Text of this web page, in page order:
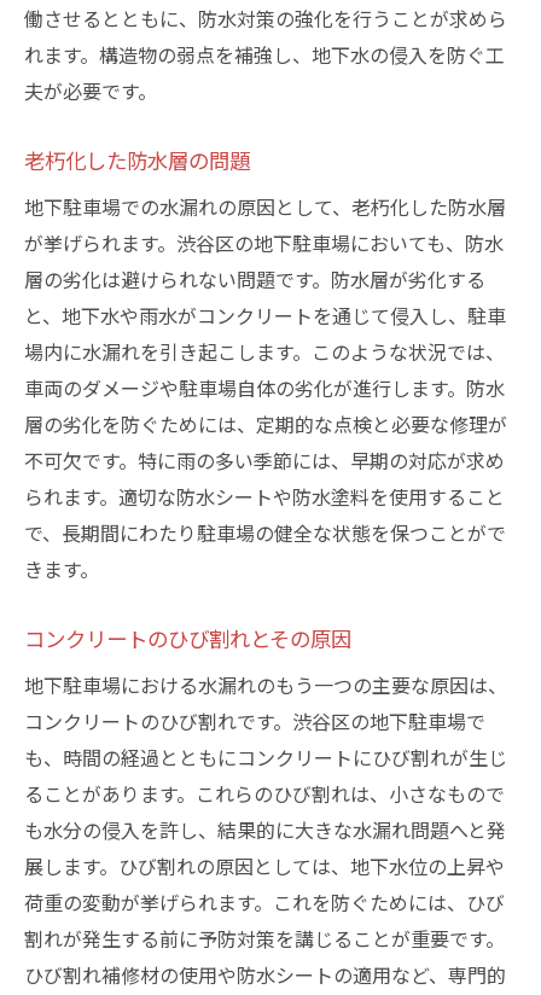
高性能な排水システムの導入
ひび割れの早期発見と修理
適切な換気システムの設置
長期的な予算計画とその運用
渋谷区の地下駐車場で発生する水漏れの修理方
法と費用
簡易修理と本格的な修理の違い
専門業者による修理の手順
修理費用の見積もりとその内訳
保険を利用した修理費用の補填
修理後のメンテナンス方法
修理にかかる時間と駐車場の利用制限
地下駐車場の水漏れ防止策としてのメンテナン
スの重要性
メンテナンスチェックリストの作成
防水コーティングの再施行
排水システムの清掃と点検
専門業者との契約とそのメリット
長期間のメンテナンス計画の立案
渋谷区の地下駐車場で水漏れが起こった場合の
緊急対応法
初期対応としての応急処置
水漏れ箇所の特定と封鎖
働させるとともに、防水対策の強化を行うことが求めら
れます。構造物の弱点を補強し、地下水の侵入を防ぐ工
夫が必要です。
老朽化した防水層の問題
地下駐車場での水漏れの原因として、老朽化した防水層
が挙げられます。渋谷区の地下駐車場においても、防水
層の劣化は避けられない問題です。防水層が劣化する
と、地下水や雨水がコンクリートを通じて侵入し、駐車
場内に水漏れを引き起こします。このような状況では、
車両のダメージや駐車場自体の劣化が進行します。防水
層の劣化を防ぐためには、定期的な点検と必要な修理が
不可欠です。特に雨の多い季節には、早期の対応が求め
られます。適切な防水シートや防水塗料を使用すること
で、長期間にわたり駐車場の健全な状態を保つことがで
きます。
コンクリートのひび割れとその原因
地下駐車場における水漏れのもう一つの主要な原因は、
コンクリートのひび割れです。渋谷区の地下駐車場で
も、時間の経過とともにコンクリートにひび割れが生じ
ることがあります。これらのひび割れは、小さなもので
も水分の侵入を許し、結果的に大きな水漏れ問題へと発
展します。ひび割れの原因としては、地下水位の上昇や
荷重の変動が挙げられます。これを防ぐためには、ひび
割れが発生する前に予防対策を講じることが重要です。
ひび割れ補修材の使用や防水シートの適用など、専門的